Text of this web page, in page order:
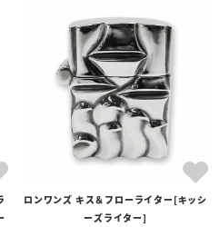
ロンワンズ キス＆フローライター[キッシ
ーズライター]